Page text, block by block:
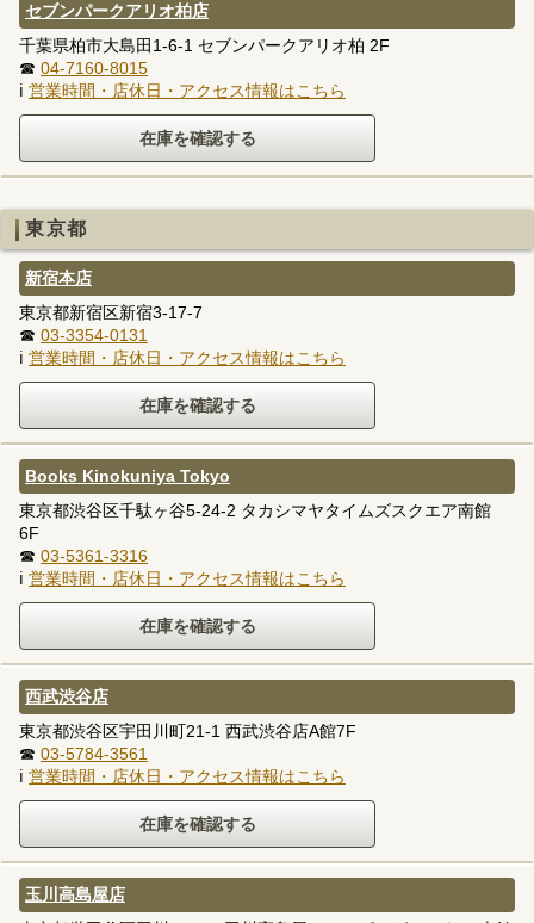
セブンパークアリオ柏店
千葉県柏市大島田1-6-1 セブンパークアリオ柏 2F
☎ 04-7160-8015
ℹ 営業時間・店休日・アクセス情報はこちら
東京都
新宿本店
東京都新宿区新宿3-17-7
☎ 03-3354-0131
ℹ 営業時間・店休日・アクセス情報はこちら
Books Kinokuniya Tokyo
東京都渋谷区千駄ヶ谷5-24-2 タカシマヤタイムズスクエア南館
6F
☎ 03-5361-3316
ℹ 営業時間・店休日・アクセス情報はこちら
西武渋谷店
東京都渋谷区宇田川町21-1 西武渋谷店A館7F
☎ 03-5784-3561
ℹ 営業時間・店休日・アクセス情報はこちら
玉川高島屋店